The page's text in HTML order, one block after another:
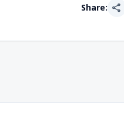
Share: share